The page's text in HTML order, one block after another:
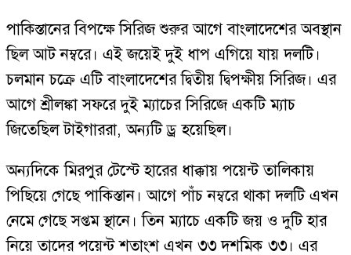
পাকিস্তানের বিপক্ষে সিরিজ শুরুর আগে বাংলাদেশের অবস্থান
ছিল আট নম্বরে। এই জয়েই দুই ধাপ এগিয়ে যায় দলটি।
চলমান চক্রে এটি বাংলাদেশের দ্বিতীয় দ্বিপক্ষীয় সিরিজ। এর
আগে শ্রীলঙ্কা সফরে দুই ম্যাচের সিরিজে একটি ম্যাচ
জিতেছিল টাইগাররা, অন্যটি ড্র হয়েছিল।
অন্যদিকে মিরপুর টেস্টে হারের ধাক্কায় পয়েন্ট তালিকায়
পিছিয়ে গেছে পাকিস্তান। আগে পাঁচ নম্বরে থাকা দলটি এখন
নেমে গেছে সপ্তম স্থানে। তিন ম্যাচে একটি জয় ও দুটি হার
নিয়ে তাদের পয়েন্ট শতাংশ এখন ৩৩ দশমিক ৩৩। এর